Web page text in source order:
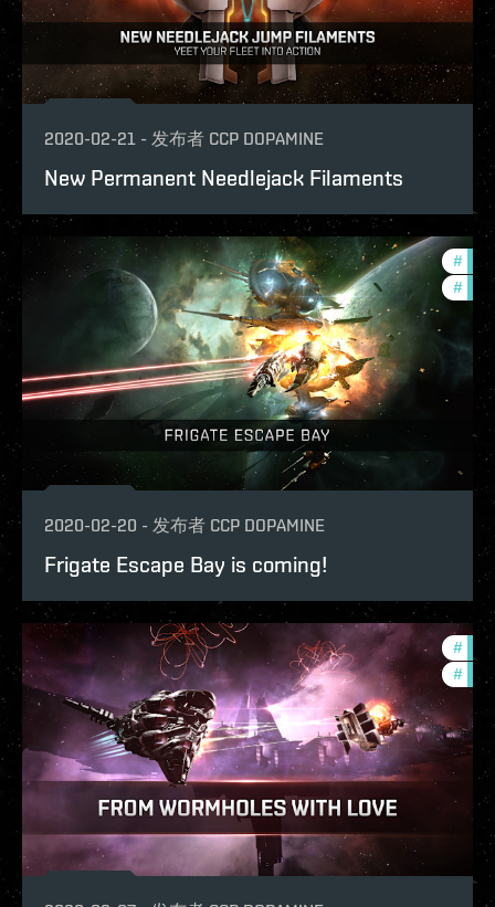
2020-02-21 - 发布者 CCP DOPAMINE
New Permanent Needlejack Filaments
#
#
2020-02-20 - 发布者 CCP DOPAMINE
Frigate Escape Bay is coming!
#
#